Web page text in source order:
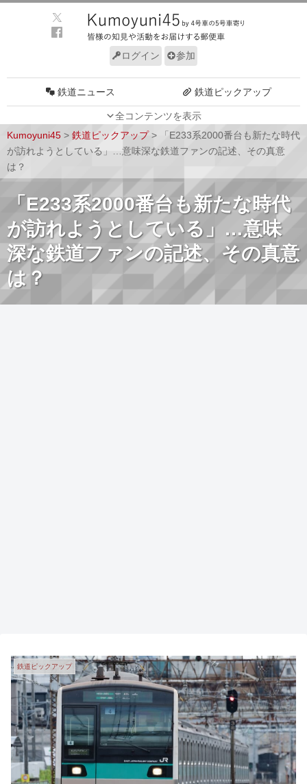
ログイン 参加
全コンテンツを表示
鉄道ニュース 鉄道ピックアップ
車両技術 路線探訪
Kumoyuni45 > 鉄道ピックアップ>
「E233系2000番台も新たな時代
が訪れようとしている」…意味深な鉄道ファンの記述、その真意
は？
「E233系2000番台も新たな時代
が訪れようとしている」…意味
深な鉄道ファンの記述、その真意
は？
鉄道ピックアップ